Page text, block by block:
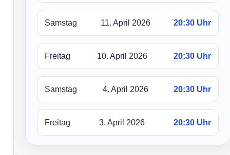
Samstag 11. April 2026 20:30 Uhr
Freitag 10. April 2026 20:30 Uhr
Samstag 4. April 2026 20:30 Uhr
Freitag 3. April 2026 20:30 Uhr